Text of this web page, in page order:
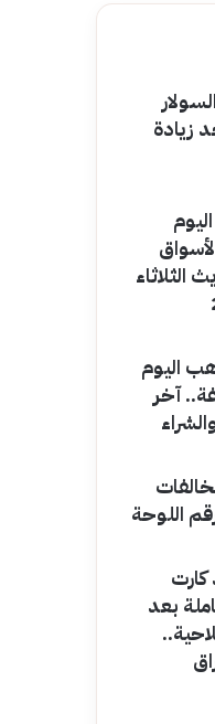
زيادة
الثلاثاء
اليوم
آخر
بعد